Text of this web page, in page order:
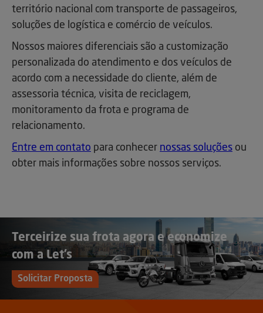
território nacional com transporte de passageiros,
soluções de logística e comércio de veículos.
Nossos maiores diferenciais são a customização
personalizada do atendimento e dos veículos de
acordo com a necessidade do cliente, além de
assessoria técnica, visita de reciclagem,
monitoramento da frota e programa de
relacionamento.
Entre em contato para conhecer nossas soluções ou
obter mais informações sobre nossos serviços.
Terceirize sua frota agora e economize
com a Let’s
Solicitar Proposta